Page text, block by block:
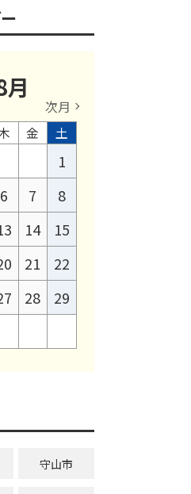
月
次月
金 土
1
6 7
8
14
15
21
22
28
29
守山市